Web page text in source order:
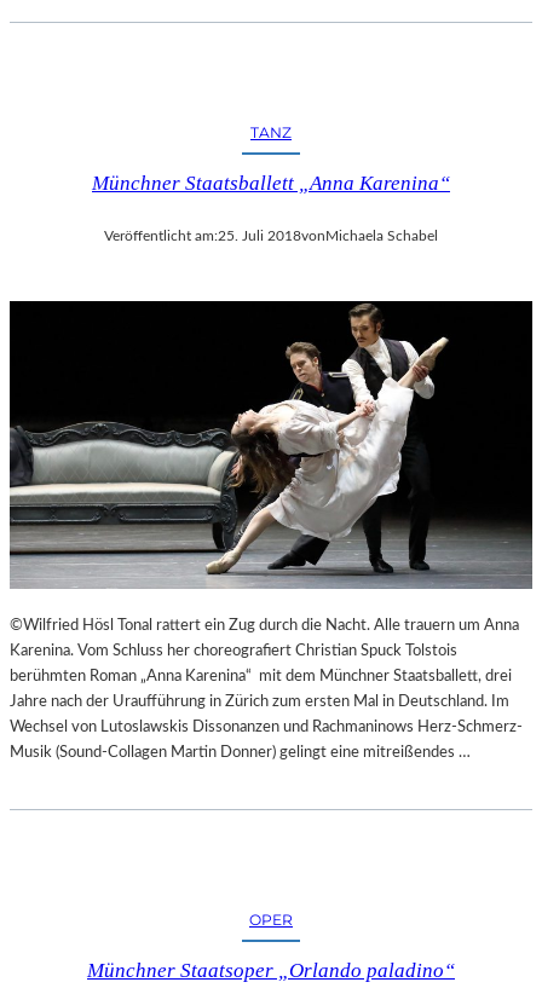
C
B
I
“
U
R
U
M
G
E
K
H
R
T
TANZ
Münchner Staatsballett „Anna Karenina“
Veröffentlicht am:25. Juli 2018vonMichaela Schabel
©Wilfried Hösl Tonal rattert ein Zug durch die Nacht. Alle trauern um Anna
Karenina. Vom Schluss her choreografiert Christian Spuck Tolstois
berühmten Roman „Anna Karenina“ mit dem Münchner Staatsballett, drei
Jahre nach der Uraufführung in Zürich zum ersten Mal in Deutschland. Im
Wechsel von Lutoslawskis Dissonanzen und Rachmaninows Herz-Schmerz-
Musik (Sound-Collagen Martin Donner) gelingt eine mitreißendes …
OPER
Münchner Staatsoper „Orlando paladino“